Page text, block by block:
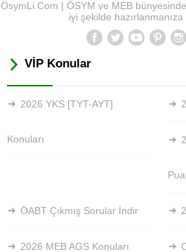
ÖsymLi.Com | ÖSYM ve MEB
iyi şekilde hazırlanmanıza
VİP Konular
2026 YKS [TYT-AYT]
Konuları
ÖABT Çıkmış Sorular İndir
2026 MEB AGS Konuları